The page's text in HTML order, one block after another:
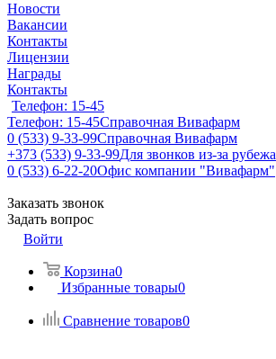
Новости
Вакансии
Контакты
Лицензии
Награды
Контакты
Телефон: 15-45
Телефон: 15-45Справочная Вивафарм
0 (533) 9-33-99Справочная Вивафарм
+373 (533) 9-33-99Для звонков из-за рубежа
0 (533) 6-22-20Офис компании "Вивафарм"
Заказать звонок
Задать вопрос
Войти
Корзина0
Избранные товары0
Сравнение товаров0